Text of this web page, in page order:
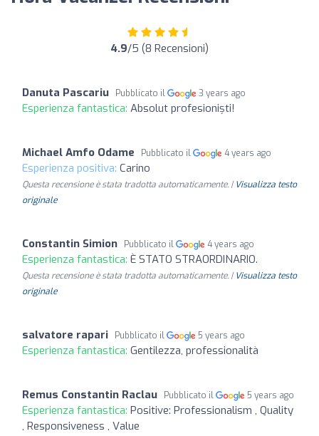
4.9/5 (8 Recensioni)
Danuta Pascariu Pubblicato il 3 years ago
Esperienza fantastica: Absolut profesioniști!
Michael Amfo Odame Pubblicato il 4 years ago
Esperienza positiva: Carino
Questa recensione è stata tradotta automaticamente. | Visualizza testo
originale
Constantin Simion Pubblicato il 4 years ago
Esperienza fantastica: È STATO STRAORDINARIO.
Questa recensione è stata tradotta automaticamente. | Visualizza testo
originale
salvatore rapari Pubblicato il 5 years ago
Esperienza fantastica: Gentilezza, professionalità
Remus Constantin Raclau Pubblicato il 5 years ago
Esperienza fantastica: Positive: Professionalism , Quality
, Responsiveness , Value